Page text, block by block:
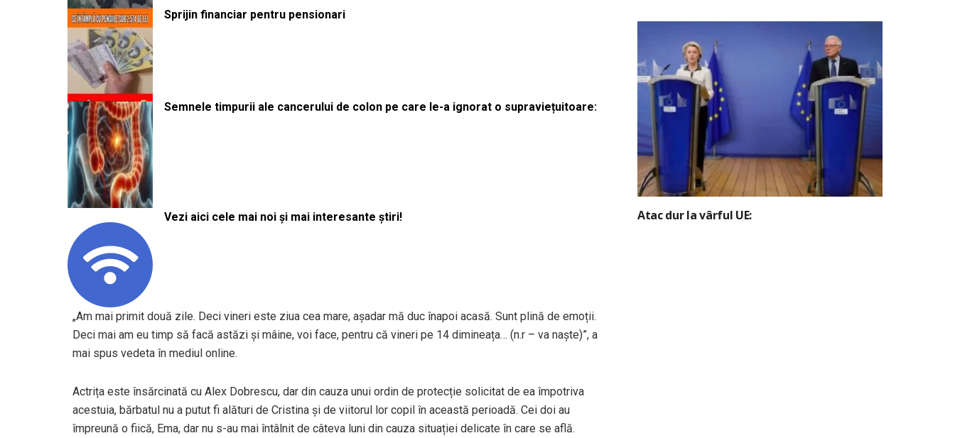
Sprijin financiar pentru pensionari
Semnele timpurii ale cancerului de colon pe care le-a ignorat o supraviețuitoare:
Vezi aici cele mai noi și mai interesante știri!
„Am mai primit două zile. Deci vineri este ziua cea mare, așadar mă duc înapoi acasă. Sunt plină de emoții.
Deci mai am eu timp să facă astăzi și mâine, voi face, pentru că vineri pe 14 dimineața… (n.r – va naște)”, a
mai spus vedeta în mediul online.
Actrița este însărcinată cu Alex Dobrescu, dar din cauza unui ordin de protecție solicitat de ea împotriva
acestuia, bărbatul nu a putut fi alături de Cristina și de viitorul lor copil în această perioadă. Cei doi au
împreună o fiică, Ema, dar nu s-au mai întâlnit de câteva luni din cauza situației delicate în care se află.
Atac dur la vârful UE: